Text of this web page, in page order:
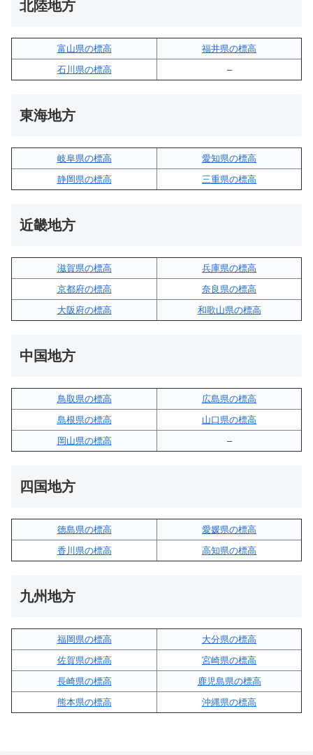
北陸地方
富山県の標高
福井県の標高
石川県の標高
–
東海地方
岐阜県の標高
愛知県の標高
静岡県の標高
三重県の標高
近畿地方
滋賀県の標高
兵庫県の標高
京都府の標高
奈良県の標高
大阪府の標高
和歌山県の標高
中国地方
鳥取県の標高
広島県の標高
島根県の標高
山口県の標高
岡山県の標高
–
四国地方
徳島県の標高
愛媛県の標高
香川県の標高
高知県の標高
九州地方
福岡県の標高
大分県の標高
佐賀県の標高
宮崎県の標高
長崎県の標高
鹿児島県の標高
熊本県の標高
沖縄県の標高